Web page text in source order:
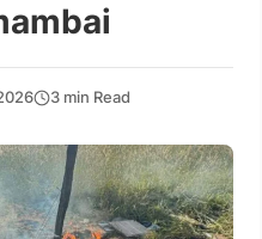
3 min Read